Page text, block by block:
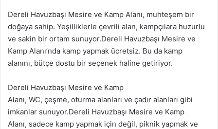
Dereli Havuzbaşı Mesire ve Kamp Alanı, muhteşem bir
doğaya sahip. Yeşilliklerle çevrili alan, kampçılara huzurlu
ve sakin bir ortam sunuyor.Dereli Havuzbaşı Mesire ve
Kamp Alanı’nda kamp yapmak ücretsiz. Bu da kamp
alanını, bütçe dostu bir seçenek haline getiriyor.
Dereli Havuzbaşı Mesire ve Kamp
Alanı, WC, çeşme, oturma alanları ve çadır alanları gibi
imkanlar sunuyor.Dereli Havuzbaşı Mesire ve Kamp
Alanı, sadece kamp yapmak için değil, piknik yapmak ve